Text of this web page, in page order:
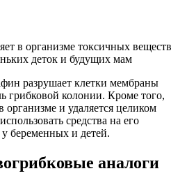
в организме токсичных
деток и будущих мам
разрушает клетки мембраны
грибковой колонии. Кроме того,
организме и удаляется целиком
средства на его
беременных и детей.
аналоги